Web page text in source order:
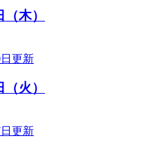
木）
更新
火）
更新